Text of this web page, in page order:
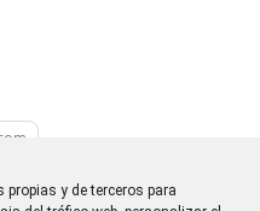
y de terceros para